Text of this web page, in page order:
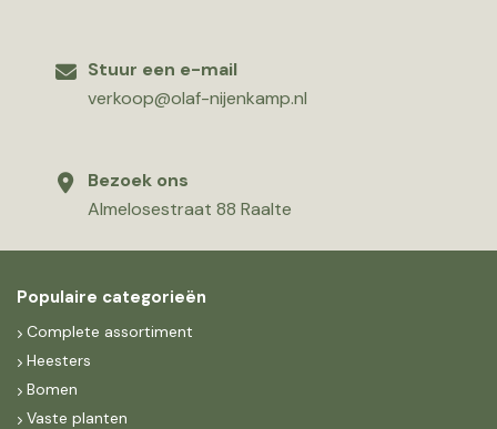
Stuur een e-mail
verkoop@olaf-nijenkamp.nl
Bezoek ons
Almelosestraat 88 Raalte
Populaire categorieën
Complete assortiment
Heesters
Bomen
Vaste planten